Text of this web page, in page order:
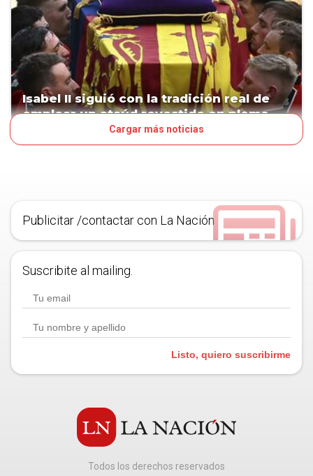
Isabel II siguió con la tradición real de
emplear un ataúd revestido en plomo
Cargar más noticias
Publicitar /contactar con La Nación
Suscribite al mailing.
Listo, quiero suscribirme
Todos los derechos reservados